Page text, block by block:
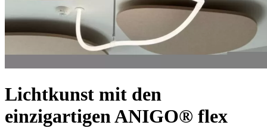
Lichtkunst mit den
einzigartigen ANIGO® flex